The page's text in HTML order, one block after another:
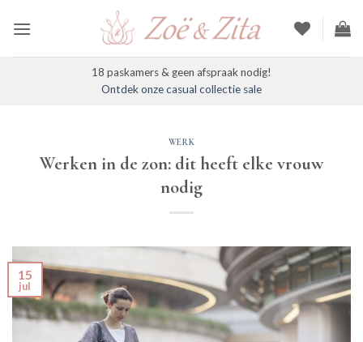
naar
18 paskamers & geen afspraak nodig!
Ontdek onze casual collectie sale
WERK
Werken in de zon: dit heeft elke vrouw
nodig
15
jul